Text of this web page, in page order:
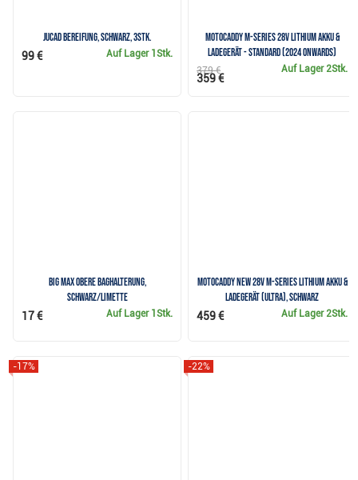
JuCad Bereifung, schwarz, 3Stk.
Auf Lager 1Stk.
99 €
Motocaddy M-Series 28V Lithium Akku &
Ladegerät - Standard (2024 onwards)
Auf Lager 2Stk.
379 €
359 €
Big Max Obere Baghalterung,
schwarz/limette
Auf Lager 1Stk.
17 €
Motocaddy NEW 28V M-Series Lithium Akku &
Ladegerät (ULTRA), schwarz
Auf Lager2Stk.
459 €
-17% -22%